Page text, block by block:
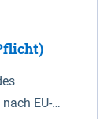
89) mit
Abbildung
dargestellt
EU-